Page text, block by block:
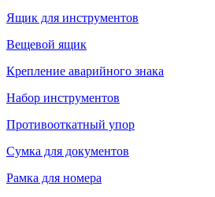
Ящик для инструментов
Вещевой ящик
Крепление аварийного знака
Набор инструментов
Противооткатный упор
Сумка для документов
Рамка для номера